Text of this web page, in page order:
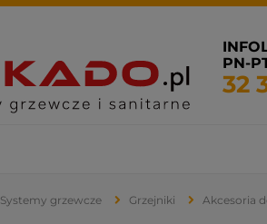
PN-
32
Systemy grzewcze Grzejniki Akcesoria